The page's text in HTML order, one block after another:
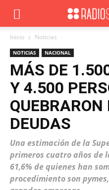
Inicio Noticias
NOTICIAS NACIONAL
MÁS DE
Y 4.500
DEUDAS
Una estimación de la
primeros cuatro años de
61,6% de quienes han
procedimiento son